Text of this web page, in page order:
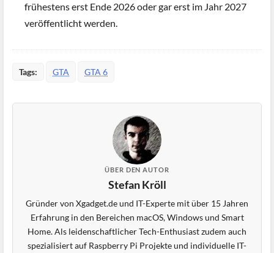
frühestens erst Ende 2026 oder gar erst im Jahr 2027
veröffentlicht werden.
Tags: GTA GTA 6
ÜBER DEN AUTOR
Stefan Kröll
Gründer von Xgadget.de und IT-Experte mit über 15 Jahren
Erfahrung in den Bereichen macOS, Windows und Smart
Home. Als leidenschaftlicher Tech-Enthusiast zudem auch
spezialisiert auf Raspberry Pi Projekte und individuelle IT-